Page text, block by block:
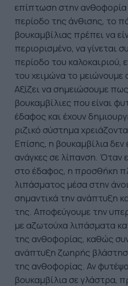
επίπτωση στην
περίοδο της άνθισης, το
βουκαμβίλιας πρέπει να
περιορισμένο, να γίνεται
περίοδο του καλοκαιριού,
του χειμώνα το μειώνουμε
Αξίζει να σημειώσουμε
βουκαμβίλιες που είναι
έδαφος και έχουν
ριζικό σύστημα
Επίσης, η βουκαμβίλια δεν
ανάγκες σε λίπανση. Όταν
στο έδαφος, η προσθήκη
λιπάσματος μέσα στην
σημαντικά την ανάπτυξη
της. Αποφεύγουμε την
με αζωτούχα λιπάσματα
της ανθοφορίας, καθώς
ανάπτυξη ζωηρής
της ανθοφορίας. Αν
βουκαμβίλια σε γλάστρα,